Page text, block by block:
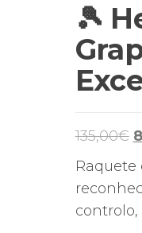
🎾
135,00€
Raquete